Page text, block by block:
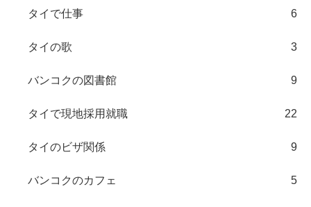
タイで仕事 6
タイの歌 3
バンコクの図書館 9
タイで現地採用就職 22
タイのビザ関係 9
バンコクのカフェ 5